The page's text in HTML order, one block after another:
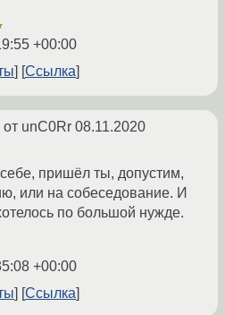
+00:00
Ссылка
от unC0Rr 08.11.2020
пришёл ты, допустим,
или на собеседование. И
по большой нужде.
+00:00
Ссылка